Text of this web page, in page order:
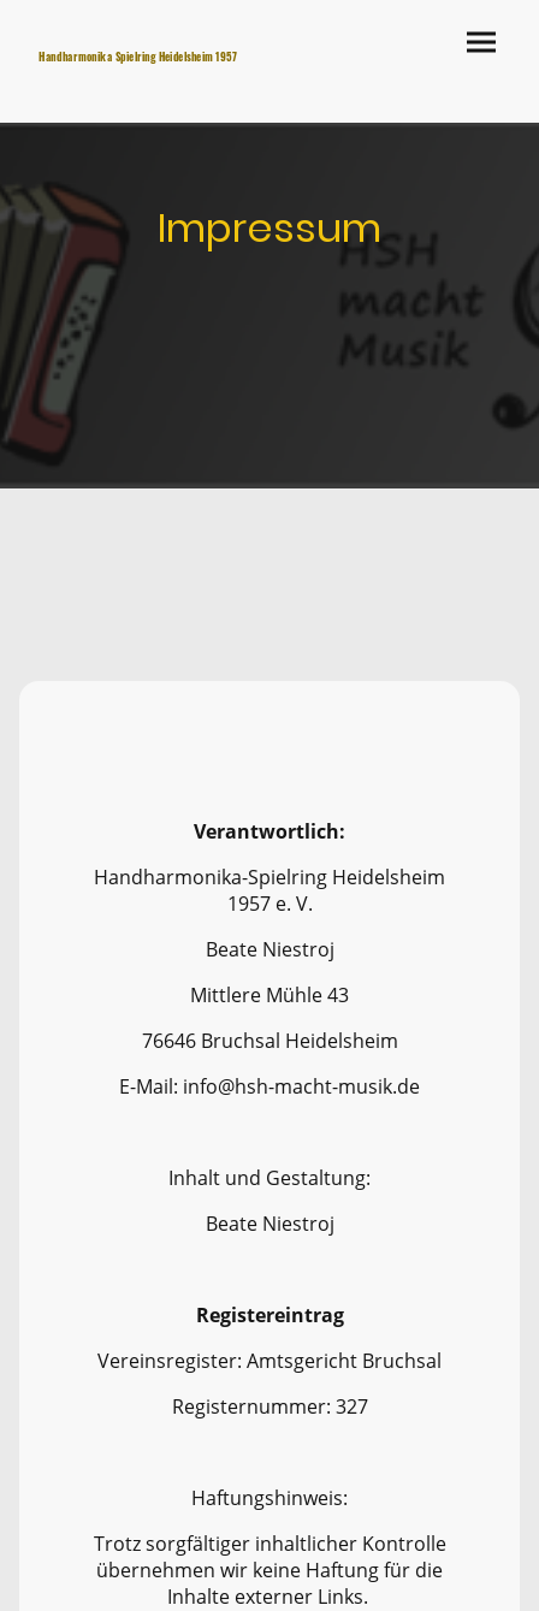
Handharmonika Spielring Heidelsheim 1957
Impressum
Verantwortlich:
Handharmonika-Spielring Heidelsheim
1957 e. V.
Beate Niestroj
Mittlere Mühle 43
76646 Bruchsal Heidelsheim
E-Mail: info@hsh-macht-musik.de
Inhalt und Gestaltung:
Beate Niestroj
Registereintrag
Vereinsregister: Amtsgericht Bruchsal
Registernummer: 327
Haftungshinweis:
Trotz sorgfältiger inhaltlicher Kontrolle
übernehmen wir keine Haftung für die
Inhalte externer Links.